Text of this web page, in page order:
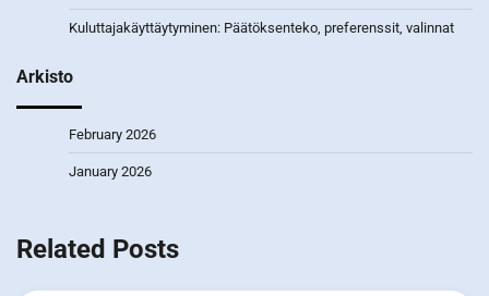
Kuluttajakäyttäytyminen: Päätöksenteko, preferenssit, valinnat
Arkisto
February 2026
January 2026
Related Posts